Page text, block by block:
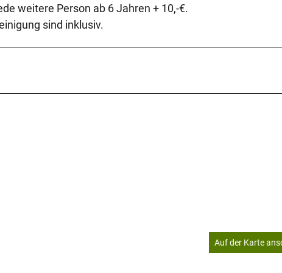
weitere Person ab 6 Jahren + 10,-€.
sind inklusiv.
Auf der Karte